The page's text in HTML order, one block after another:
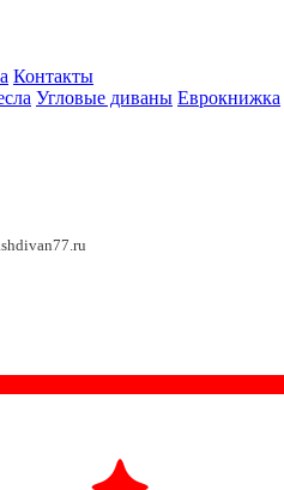
Контакты
Угловые диваны Еврокнижка